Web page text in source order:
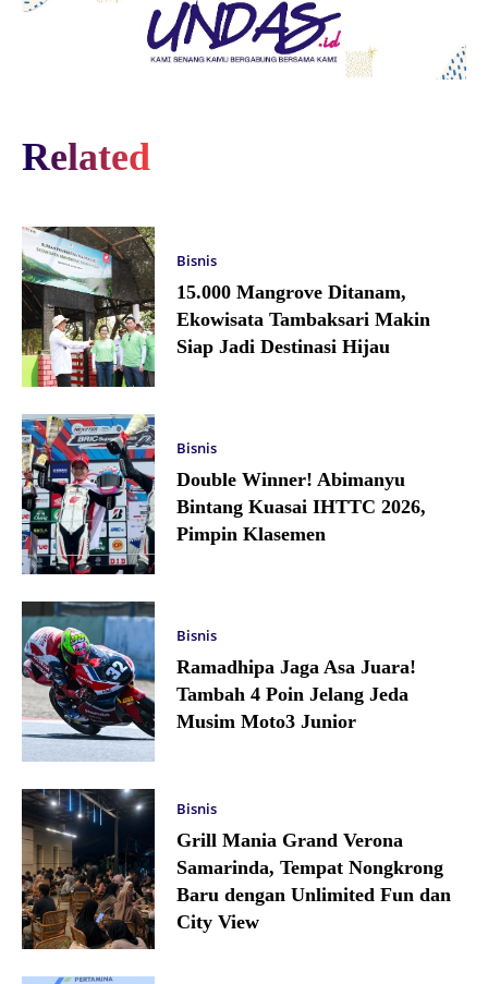
Related
Bisnis
15.000 Mangrove Ditanam,
Ekowisata Tambaksari Makin
Siap Jadi Destinasi Hijau
Bisnis
Double Winner! Abimanyu
Bintang Kuasai IHTTC 2026,
Pimpin Klasemen
Bisnis
Ramadhipa Jaga Asa Juara!
Tambah 4 Poin Jelang Jeda
Musim Moto3 Junior
Bisnis
Grill Mania Grand Verona
Samarinda, Tempat Nongkrong
Baru dengan Unlimited Fun dan
City View